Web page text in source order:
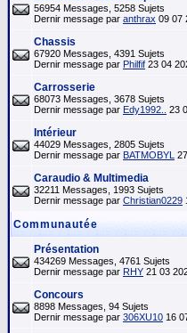
56954 Messages, 5258 Sujets
Dernir message par anthrax 09 07
Chassis
67920 Messages, 4391 Sujets
Dernir message par Philfif 23 04
Carrosserie
68073 Messages, 3678 Sujets
Dernir message par Edy1992.. 23
Intérieur
44029 Messages, 2805 Sujets
Dernir message par BATMOBYL
Caraudio & Multimedia
32211 Messages, 1993 Sujets
Dernir message par Christian0229
Communautée
Présentation
434269 Messages, 4761 Sujets
Dernir message par RHY 21 03
Concours
8898 Messages, 94 Sujets
Dernir message par 306XU10 16